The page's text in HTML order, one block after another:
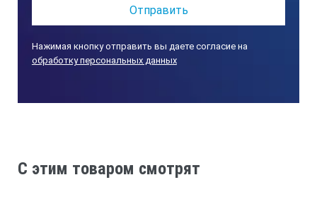
Нажимая кнопку отправить вы даете согласие на
обработку персональных данных
C этим товаром смотрят